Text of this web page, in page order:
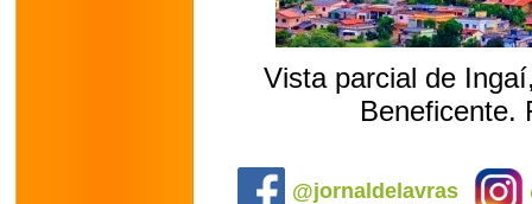
Vista parcial de
Beneficente.
@jornaldelavras